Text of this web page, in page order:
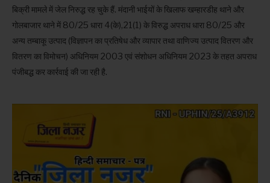
बिक्री मामले में जेल निरुद्ध रह चुके हैं. मंदानी भाईयों के खिलाफ खम्हारडीह थाने और
गोलबाजार थाने में 80/25 धारा 4(के),21(1) के विरुद्ध अपराध धारा 80/25 और
अन्य तम्बाकू उत्पाद (विज्ञापन का प्रतिषेध और व्यापार तथा वाणिज्य उत्पाद वितरण और
वितरण का विमोचन) अधिनियम 2003 एवं संशोधन अधिनियम 2023 के तहत अपराध
पंजीबद्ध कर कार्रवाई की जा रही है.